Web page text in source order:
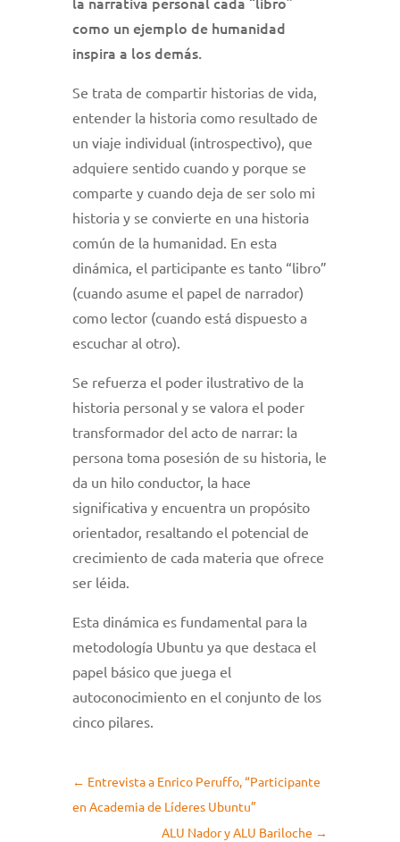
como un ejemplo de humanidad
inspira a los demás.
Se trata de compartir historias de vida,
entender la historia como resultado de
un viaje individual (introspectivo), que
adquiere sentido cuando y porque se
comparte y cuando deja de ser solo mi
historia y se convierte en una historia
común de la humanidad. En esta
dinámica, el participante es tanto “libro”
(cuando asume el papel de narrador)
como lector (cuando está dispuesto a
escuchar al otro).
Se refuerza el poder ilustrativo de la
historia personal y se valora el poder
transformador del acto de narrar: la
persona toma posesión de su historia, le
da un hilo conductor, la hace
significativa y encuentra un propósito
orientador, resaltando el potencial de
crecimiento de cada materia que ofrece
ser léida.
Esta dinámica es fundamental para la
metodología Ubuntu ya que destaca el
papel básico que juega el
autoconocimiento en el conjunto de los
cinco pilares.
← Entrevista a Enrico Peruffo, “Participante
en Academia de Líderes Ubuntu”
ALU Nador y ALU Bariloche →